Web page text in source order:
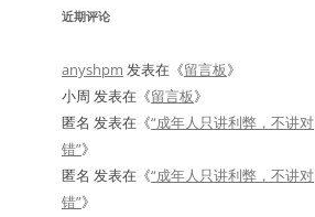
近期评论
anyshpm 发表在《留言板》
小周 发表在《留言板》
匿名 发表在《“成年人只讲利弊，不讲对
错”》
匿名 发表在《“成年人只讲利弊，不讲对
错”》